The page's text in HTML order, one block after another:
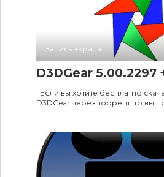
Запись экрана
D3DGear 5.00.2297
Если вы хотите бесплатно
D3DGear через торрент, то вы